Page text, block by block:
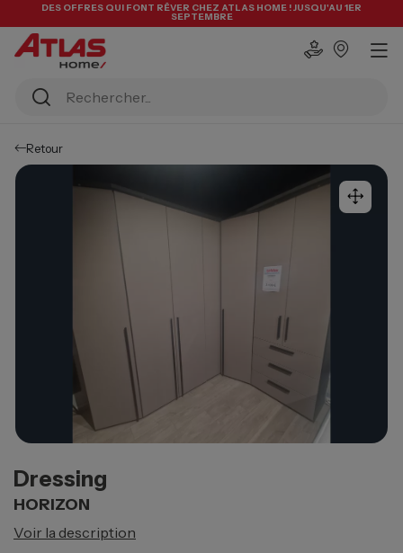
DES OFFRES QUI FONT RÊVER CHEZ ATLAS HOME ! JUSQU'AU 1ER
SEPTEMBRE
Retour
Dressing
HORIZON
Voir la description